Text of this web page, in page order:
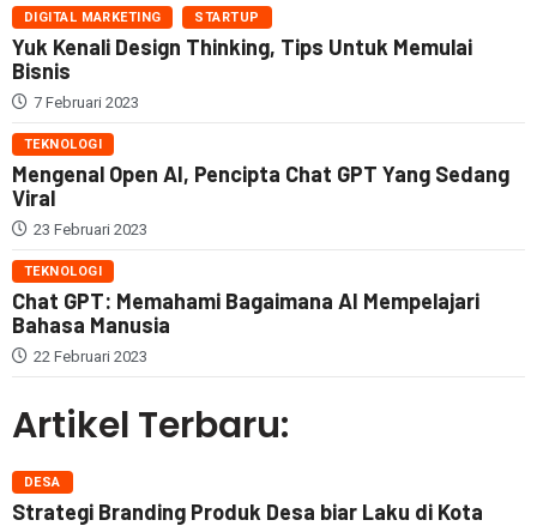
DIGITAL MARKETING STARTUP
Yuk Kenali Design Thinking, Tips Untuk Memulai
Bisnis
7 Februari 2023
TEKNOLOGI
Mengenal Open AI, Pencipta Chat GPT Yang Sedang
Viral
23 Februari 2023
TEKNOLOGI
Chat GPT: Memahami Bagaimana AI Mempelajari
Bahasa Manusia
22 Februari 2023
Artikel Terbaru:
DESA
Strategi Branding Produk Desa biar Laku di Kota